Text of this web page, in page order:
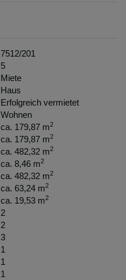
7512/201
5
Miete
Haus
Erfolgreich vermietet
Wohnen
ca. 179,87 m2
ca. 179,87 m2
ca. 482,32 m2
ca. 8,46 m2
ca. 482,32 m2
ca. 63,24 m2
ca. 19,53 m2
2
2
3
1
1
1